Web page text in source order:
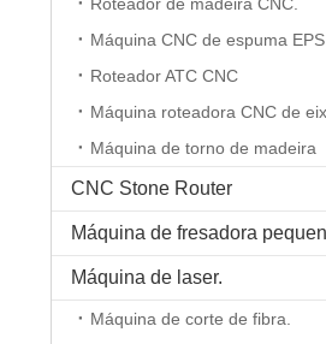
Máquina CNC de espuma EPS
Roteador ATC CNC
Máquina de torno de madeira
CNC Stone Router
Máquina de laser.
Máquina de corte de fibra.